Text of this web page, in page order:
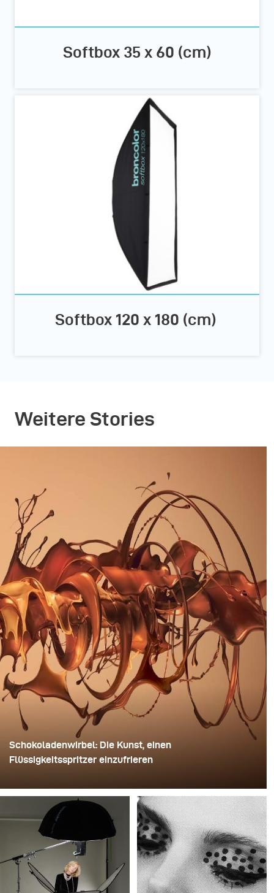
Softbox 35 x 60 (cm)
Softbox 120 x 180 (cm)
Weitere Stories
Schokoladenwirbel: Die Kunst, einen
Flüssigkeitsspritzer einzufrieren
günstiger Einweg-Sektgläser aus Kunststoff. Er
entfernte die Standfüße, bohrte ein Loch durch die Mitte
jedes einzelnen Glases und steckte sie anschließend
auf einen Bohrer. So entstand eine mehrschichtige,
rotierende Konstruktion, die die Flüssigkeit zunächst
aufnehmen und dann freigeben konnte.